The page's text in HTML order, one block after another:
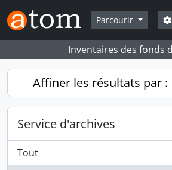
Skip to main content
Parcourir
Inventaires des fonds
Affiner les résultats par :
Service d'archives
Tout